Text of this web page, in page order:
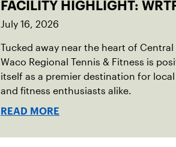
FACILITY HIGHLIGHT:
July 16, 2026
Tucked away near the heart of Central
Waco Regional Tennis & Fitness is
itself as a premier destination for
and fitness enthusiasts alike.
READ MORE